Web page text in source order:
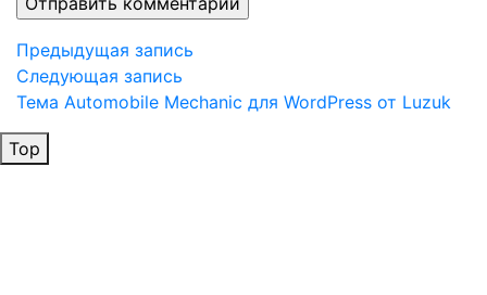
Навигация
по
записям
Предыдущая
запись
Предыдущая запись
Следующая
запись
Следующая запись
Тема Automobile Mechanic для WordPress от Luzuk
Top